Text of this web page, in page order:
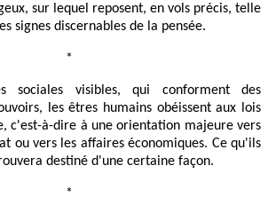
sur lequel reposent, en vols précis, telle
signes discernables de la pensée.
*
sociales visibles, qui conforment des
les êtres humains obéissent aux lois
c'est-à-dire à une orientation majeure vers
ou vers les affaires économiques. Ce qu'ils
destiné d'une certaine façon.
*